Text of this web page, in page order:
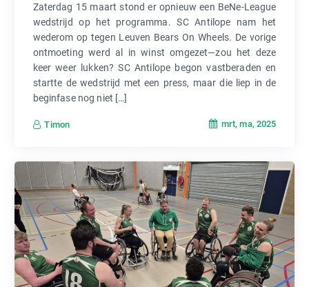
Zaterdag 15 maart stond er opnieuw een BeNe-League
wedstrijd op het programma. SC Antilope nam het
wederom op tegen Leuven Bears On Wheels. De vorige
ontmoeting werd al in winst omgezet—zou het deze
keer weer lukken? SC Antilope begon vastberaden en
startte de wedstrijd met een press, maar die liep in de
beginfase nog niet […]
Timon mrt, ma, 2025